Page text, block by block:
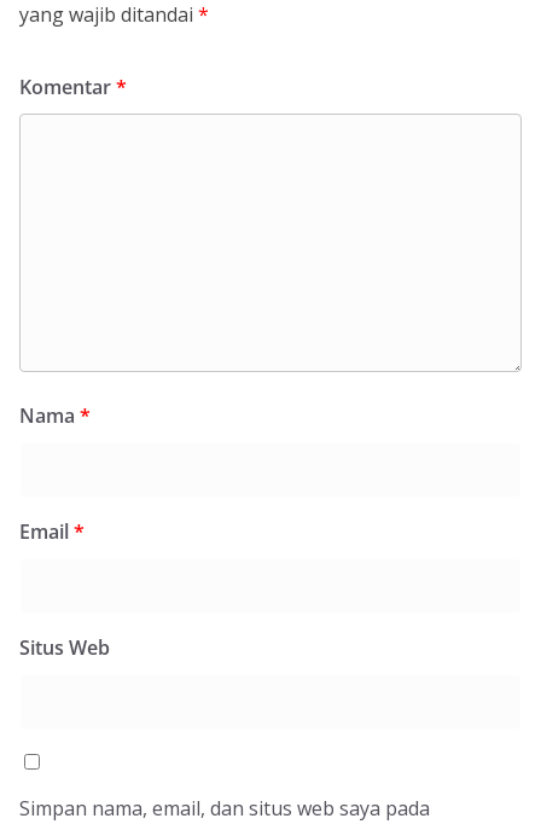
yang wajib ditandai *
Komentar*
Nama *
Email*
Situs Web
Simpan nama, email, dan situs web saya pada